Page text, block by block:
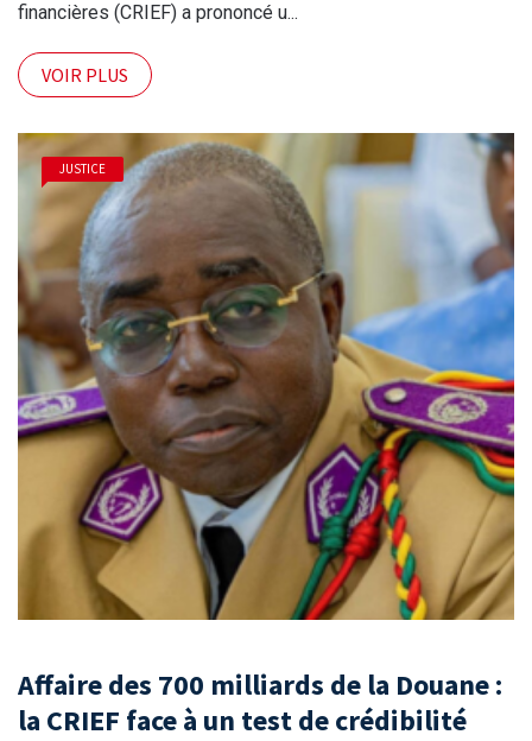
financières (CRIEF) a prononcé u...
VOIR PLUS
JUSTICE
Affaire des 700 milliards de la Douane :
la CRIEF face à un test de crédibilité